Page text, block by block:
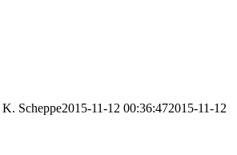
K. Scheppe2015-11-12 00:36:472015-11-12